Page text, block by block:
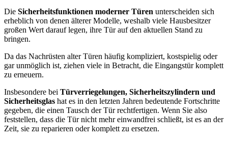
Die Sicherheitsfunktionen moderner Türen unterscheiden sich
erheblich von denen älterer Modelle, weshalb viele Hausbesitzer
großen Wert darauf legen, ihre Tür auf den aktuellen Stand zu
bringen.
Da das Nachrüsten alter Türen häufig kompliziert, kostspielig oder
gar unmöglich ist, ziehen viele in Betracht, die Eingangstür komplett
zu erneuern.
Insbesondere bei Türverriegelungen, Sicherheitszylindern und
Sicherheitsglas hat es in den letzten Jahren bedeutende Fortschritte
gegeben, die einen Tausch der Tür rechtfertigen. Wenn Sie also
feststellen, dass die Tür nicht mehr einwandfrei schließt, ist es an der
Zeit, sie zu reparieren oder komplett zu ersetzen.